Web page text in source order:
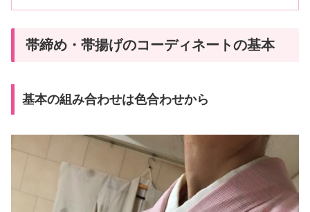
帯締め・帯揚げのコーディネートの基本
基本の組み合わせは色合わせから